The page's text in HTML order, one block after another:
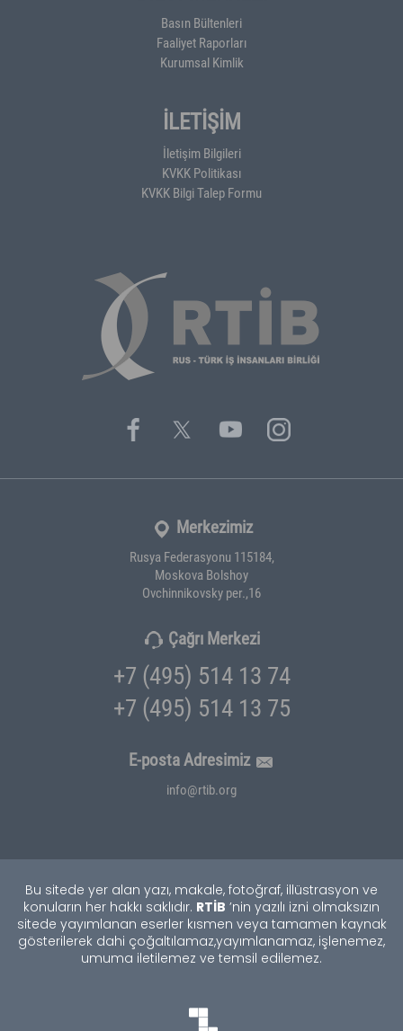
Basın Bültenleri
Faaliyet Raporları
Kurumsal Kimlik
İLETİŞİM
İletişim Bilgileri
KVKK Politikası
KVKK Bilgi Talep Formu
Merkezimiz
Rusya Federasyonu 115184,
Moskova Bolshoy
Ovchinnikovsky per.,16
Çağrı Merkezi
+7 (495) 514 13 74
+7 (495) 514 13 75
E-posta Adresimiz
info@rtib.org
Bu sitede yer alan yazı, makale, fotoğraf, illüstrasyon ve
konuların her hakkı saklıdır. RTİB ’nin yazılı izni olmaksızın
sitede yayımlanan eserler kısmen veya tamamen kaynak
gösterilerek dahi çoğaltılamaz,yayımlanamaz, işlenemez,
umuma iletilemez ve temsil edilemez.
TEKNOBURSA